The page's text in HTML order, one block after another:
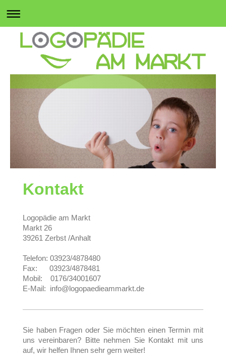
Kontakt
Logopädie am Markt
Markt 26
39261 Zerbst /Anhalt
Telefon: 03923/4878480
Fax: 03923/4878481
Mobil: 0176/34001607
E-Mail: info@logopaedieammarkt.de
Sie haben Fragen oder Sie möchten einen Termin mit
uns vereinbaren? Bitte nehmen Sie Kontakt mit uns
auf, wir helfen Ihnen sehr gern weiter!